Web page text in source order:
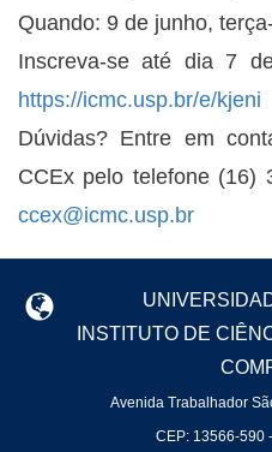
Quando: 9 de junho,
Inscreva-se até dia 7
https://icmc.usp.br/e/kjeni
Dúvidas? Entre em
CCEx pelo telefone (16)
ccex@icmc.usp.br
INSTITUTO DE
Avenida Trabalhador
CEP: 13566-590